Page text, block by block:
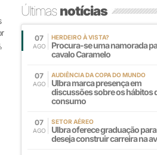
Últimasnotícias
07
AGO
HERDEIRO À VISTA?
Procura-se uma namorada
cavalo Caramelo
07
AGO
AUDIÊNCIA DA COPA DO MUNDO
Ulbra marca presença em
discussões sobre os hábitos
consumo
07
AGO
SETOR AÉREO
Ulbra oferece graduação
deseja construir carreira na